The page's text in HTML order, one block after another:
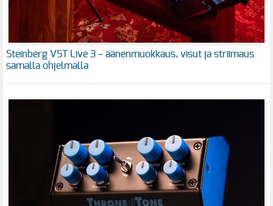
Steinberg VST Live 3 – äänenmuokkaus, visut ja striimaus
samalla ohjelmalla